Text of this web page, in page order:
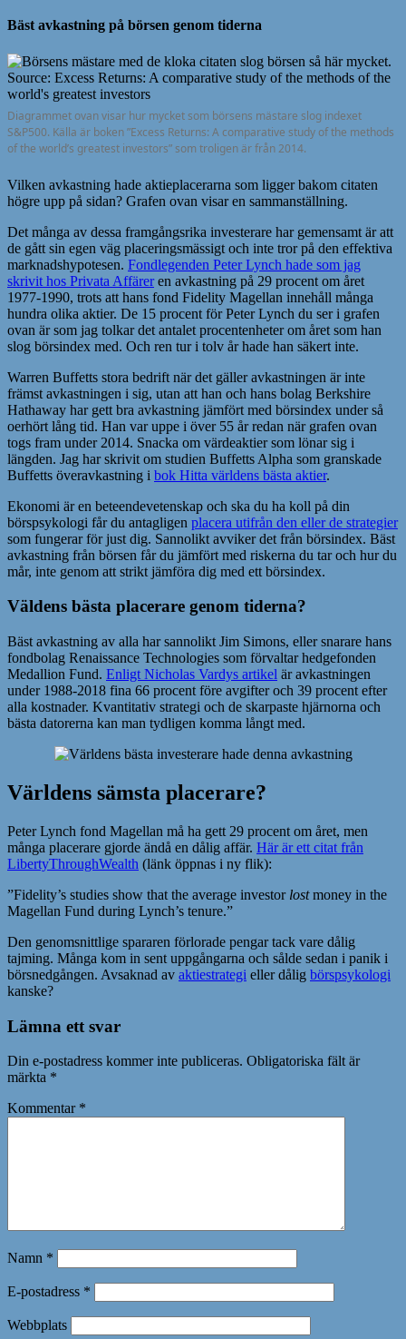
Bäst avkastning på börsen genom tiderna
Diagrammet ovan visar hur mycket som börsens mästare slog indexet
S&P500. Källa är boken ”Excess Returns: A comparative study of the methods
of the world’s greatest investors” som troligen är från 2014.
Vilken avkastning hade aktieplacerarna som ligger bakom citaten
högre upp på sidan? Grafen ovan visar en sammanställning.
Det många av dessa framgångsrika investerare har gemensamt är att
de gått sin egen väg placeringsmässigt och inte tror på den effektiva
marknadshypotesen. Fondlegenden Peter Lynch hade som jag
skrivit hos Privata Affäreren avkastning på 29 procent om året
1977-1990, trots att hans fond Fidelity Magellan innehåll många
hundra olika aktier. De 15 procent för Peter Lynch du ser i grafen
ovan är som jag tolkar det antalet procentenheter om året som han
slog börsindex med. Och ren tur i tolv år hade han säkert inte.
Warren Buffetts stora bedrift när det gäller avkastningen är inte
främst avkastningen i sig, utan att han och hans bolag Berkshire
Hathaway har gett bra avkastning jämfört med börsindex under så
oerhört lång tid. Han var uppe i över 55 år redan när grafen ovan
togs fram under 2014. Snacka om värdeaktier som lönar sig i
längden. Jag har skrivit om studien Buffetts Alpha som granskade
Buffetts överavkastning i bok Hitta världens bästa aktier.
Ekonomi är en beteendevetenskap och ska du ha koll på din
börspsykologi får du antagligen placera utifrån den eller de strategier
som fungerar för just dig. Sannolikt avviker det från börsindex. Bäst
avkastning från börsen får du jämfört med riskerna du tar och hur du
mår, inte genom att strikt jämföra dig med ett börsindex.
Väldens bästa placerare genom tiderna?
Bäst avkastning av alla har sannolikt Jim Simons, eller snarare hans
fondbolag Renaissance Technologies som förvaltar hedgefonden
Medallion Fund. Enligt Nicholas Vardys artikel är avkastningen
under 1988-2018 fina 66 procent före avgifter och 39 procent efter
alla kostnader. Kvantitativ strategi och de skarpaste hjärnorna och
bästa datorerna kan man tydligen komma långt med.
Världens sämsta placerare?
Peter Lynch fond Magellan må ha gett 29 procent om året, men
många placerare gjorde ändå en dålig affär. Här är ett citat från
LibertyThroughWealth (länk öppnas i ny flik):
”Fidelity’s studies show that the average investor lostmoney in the
Magellan Fund during Lynch’s tenure.”
Den genomsnittlige spararen förlorade pengar tack vare dålig
tajming. Många kom in sent uppgångarna och sålde sedan i panik i
börsnedgången. Avsaknad av aktiestrategi eller dålig börspsykologi
kanske?
Lämna ett svar
Din e-postadress kommer inte publiceras. Obligatoriska fält är
märkta *
Kommentar *
Namn *
E-postadress *
Webbplats